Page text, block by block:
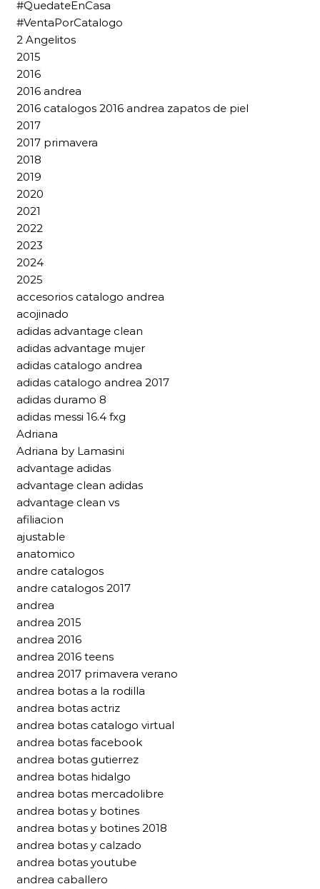
#QuedateEnCasa
#VentaPorCatalogo
2 Angelitos
2015
2016
2016 andrea
2016 catalogos 2016 andrea zapatos de piel
2017
2017 primavera
2018
2019
2020
2021
2022
2023
2024
2025
accesorios catalogo andrea
acojinado
adidas advantage clean
adidas advantage mujer
adidas catalogo andrea
adidas catalogo andrea 2017
adidas duramo 8
adidas messi 16.4 fxg
Adriana
Adriana by Lamasini
advantage adidas
advantage clean adidas
advantage clean vs
afiliacion
ajustable
anatomico
andre catalogos
andre catalogos 2017
andrea
andrea 2015
andrea 2016
andrea 2016 teens
andrea 2017 primavera verano
andrea botas a la rodilla
andrea botas actriz
andrea botas catalogo virtual
andrea botas facebook
andrea botas gutierrez
andrea botas hidalgo
andrea botas mercadolibre
andrea botas y botines
andrea botas y botines 2018
andrea botas y calzado
andrea botas youtube
andrea caballero